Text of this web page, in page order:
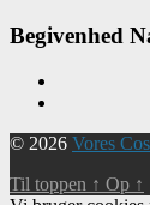
Begivenhed
© 2026 Vores
Til toppen ↑ Op ↑